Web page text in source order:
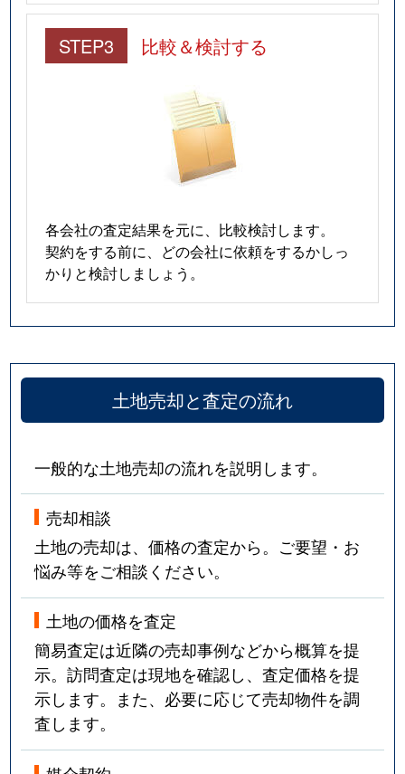
STEP3 比較＆検討する
各会社の査定結果を元に、比較検討します。
契約をする前に、どの会社に依頼をするかしっ
かりと検討しましょう。
土地売却と査定の流れ
一般的な土地売却の流れを説明します。
売却相談
土地の売却は、価格の査定から。ご要望・お
悩み等をご相談ください。
土地の価格を査定
簡易査定は近隣の売却事例などから概算を提
示。訪問査定は現地を確認し、査定価格を提
示します。また、必要に応じて売却物件を調
査します。